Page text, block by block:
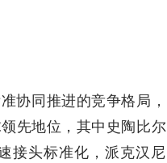
协同推进的竞争格局，
先地位，其中史陶比尔
接头标准化，派克汉尼